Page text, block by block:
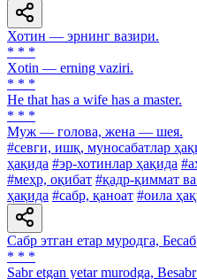
Хотин — эрнинг вазири.
* * *
Xotin — erning vaziri.
* * *
He that has a wife has a master.
* * *
Муж — голова, жена — шея.
#севги, ишқ, муносабатлар
ҳақида #эр-хотинлар ҳақида
#меҳр, оқибат #қадр-қиммат
ҳақида #сабр, қаноат #оила
Сабр этган етар муродга,
* * *
Sabr etgan yetar murodga,